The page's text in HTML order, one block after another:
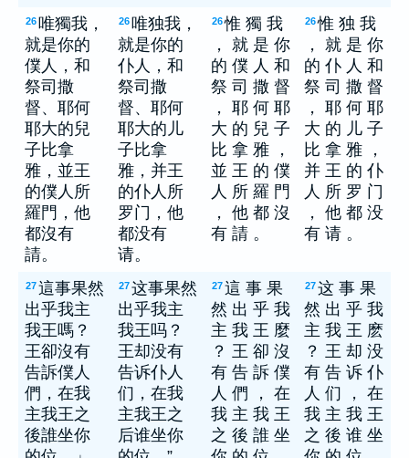
26唯獨我，
就是你的
僕人，和
祭司撒
督、耶何
耶大的兒
子比拿
雅，並王
的僕人所
羅門，他
都沒有
請。
26唯独我，
就是你的
仆人，和
祭司撒
督、耶何
耶大的儿
子比拿
雅，并王
的仆人所
罗门，他
都没有
请。
26惟 獨 我
， 就 是 你
的 僕 人 和
祭 司 撒 督
， 耶 何 耶
大 的 兒 子
比 拿 雅 ，
並 王 的 僕
人 所 羅 門
， 他 都 沒
有 請 。
26惟 独 我
， 就 是 你
的 仆 人 和
祭 司 撒 督
， 耶 何 耶
大 的 儿 子
比 拿 雅 ，
并 王 的 仆
人 所 罗 门
， 他 都 没
有 请 。
27這事果然
出乎我主
我王嗎？
王卻沒有
告訴僕人
們，在我
主我王之
後誰坐你
27这事果然
出乎我主
我王吗？
王却没有
告诉仆人
们，在我
主我王之
后谁坐你
27這 事 果
然 出 乎 我
主 我 王 麼
？ 王 卻 沒
有 告 訴 僕
人 們 ， 在
我 主 我 王
之 後 誰 坐
27这 事 果
然 出 乎 我
主 我 王 麽
？ 王 却 没
有 告 诉 仆
人 们 ， 在
我 主 我 王
之 後 谁 坐